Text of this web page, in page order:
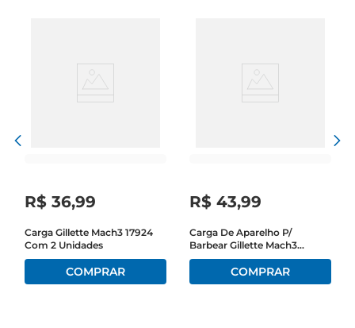
R$ 36,99
Carga Gillette Mach3 17924
Com 2 Unidades
R$ 43,99
Carga De Aparelho P/
Barbear Gillette Mach3
Sensitive C/ 2 Unid